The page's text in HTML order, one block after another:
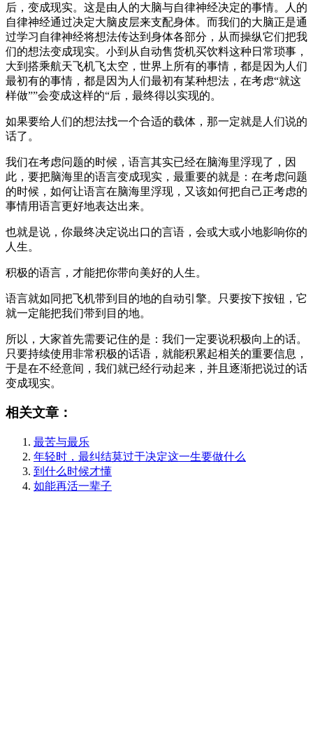
后，变成现实。这是由人的大脑与自律神经决定的事情。人的
自律神经通过决定大脑皮层来支配身体。而我们的大脑正是通
过学习自律神经将想法传达到身体各部分，从而操纵它们把我
们的想法变成现实。小到从自动售货机买饮料这种日常琐事，
大到搭乘航天飞机飞太空，世界上所有的事情，都是因为人们
最初有的事情，都是因为人们最初有某种想法，在考虑“就这
样做””会变成这样的“后，最终得以实现的。
如果要给人们的想法找一个合适的载体，那一定就是人们说的
话了。
我们在考虑问题的时候，语言其实已经在脑海里浮现了，因
此，要把脑海里的语言变成现实，最重要的就是：在考虑问题
的时候，如何让语言在脑海里浮现，又该如何把自己正考虑的
事情用语言更好地表达出来。
也就是说，你最终决定说出口的言语，会或大或小地影响你的
人生。
积极的语言，才能把你带向美好的人生。
语言就如同把飞机带到目的地的自动引擎。只要按下按钮，它
就一定能把我们带到目的地。
所以，大家首先需要记住的是：我们一定要说积极向上的话。
只要持续使用非常积极的话语，就能积累起相关的重要信息，
于是在不经意间，我们就已经行动起来，并且逐渐把说过的话
变成现实。
相关文章：
最苦与最乐
年轻时，最纠结莫过于决定这一生要做什么
到什么时候才懂
如能再活一辈子